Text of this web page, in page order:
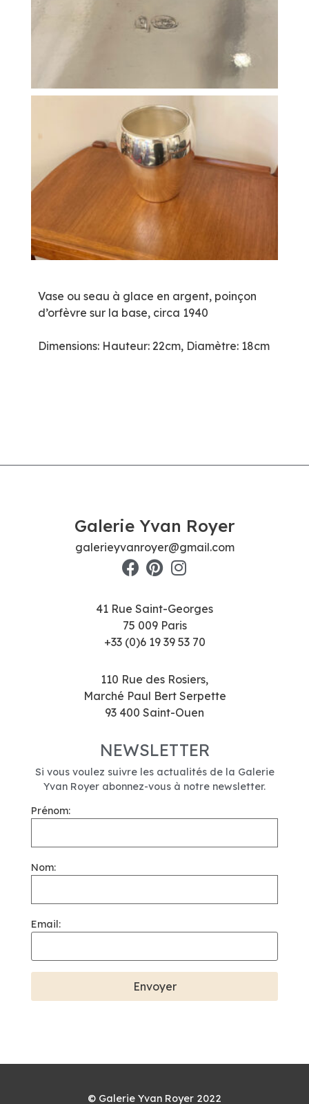
Vase ou seau à glace en argent, poinçon
d’orfèvre sur la base, circa 1940
Dimensions: Hauteur: 22cm, Diamètre: 18cm
Galerie Yvan Royer
galerieyvanroyer@gmail.com
41 Rue Saint-Georges
75 009 Paris
+33 (0)6 19 39 53 70
110 Rue des Rosiers,
Marché Paul Bert Serpette
93 400 Saint-Ouen
NEWSLETTER
Si vous voulez suivre les actualités de la Galerie
Yvan Royer abonnez-vous à notre newsletter.
Prénom:
Nom:
Email:
© Galerie Yvan Royer 2022